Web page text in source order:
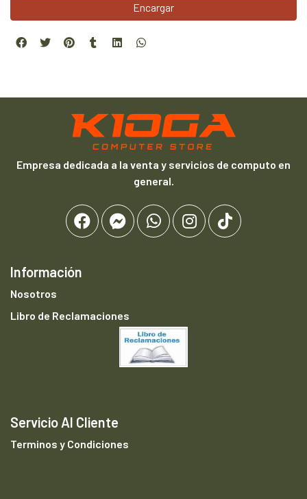
Encargar
Empresa dedicada a la venta y servicios de computo en
general.
Información
Nosotros
Libro de Reclamaciones
Servicio Al Cliente
Terminos y Condiciones